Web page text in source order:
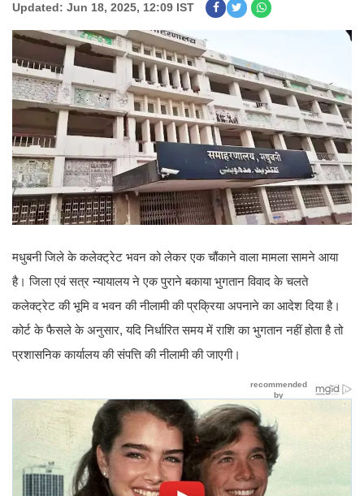
Updated: Jun 18, 2025, 12:09 IST
मधुबनी जिले के कलेक्ट्रेट भवन को लेकर एक चौंकाने वाला मामला सामने आया
है। जिला एवं सत्र न्यायालय ने एक पुराने बकाया भुगतान विवाद के चलते
कलेक्ट्रेट की भूमि व भवन की नीलामी की प्रक्रिया अपनाने का आदेश दिया है।
कोर्ट के फैसले के अनुसार, यदि निर्धारित समय में राशि का भुगतान नहीं होता है तो
प्रशासनिक कार्यालय की संपत्ति की नीलामी की जाएगी।